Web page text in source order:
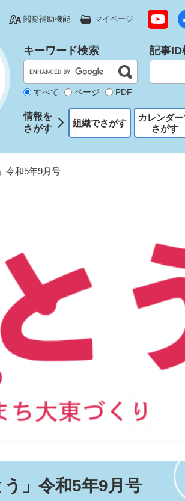
閲覧補助機能 マイページ
キーワード検索
すべて ページ PDF
記事ID
情報を
さがす
組織でさがす
カレンダー
さがす
令和5年9月号
」令和5年9月号